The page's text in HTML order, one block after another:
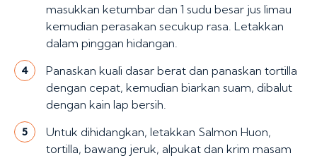
masukkan ketumbar dan 1 sudu besar jus limau
kemudian perasakan secukup rasa. Letakkan
dalam pinggan hidangan.
4
Panaskan kuali dasar berat dan panaskan tortilla
dengan cepat, kemudian biarkan suam, dibalut
dengan kain lap bersih.
5
Untuk dihidangkan, letakkan Salmon Huon,
tortilla, bawang jeruk, alpukat dan krim masam